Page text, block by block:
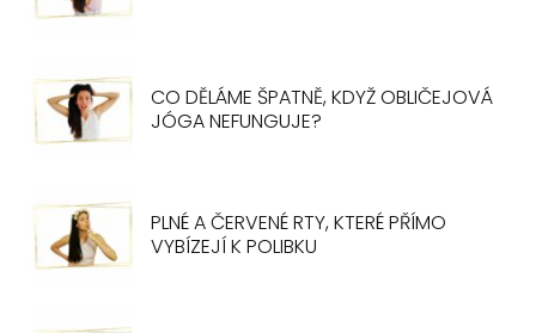
CO DĚLÁME ŠPATNĚ, KDYŽ OBLIČEJOVÁ
JÓGA NEFUNGUJE?
PLNÉ A ČERVENÉ RTY, KTERÉ PŘÍMO
VYBÍZEJÍ K POLIBKU